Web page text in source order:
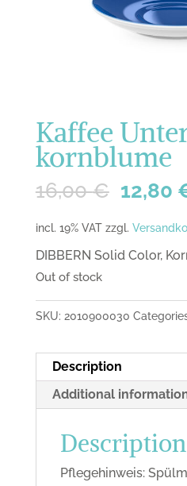
Kaffee
kornblume
16,00€ 12,80
incl. 19% VAT zzgl.
DIBBERN Solid Color,
Out of stock
SKU: 2010900030
Description
Additional
Description
Pflegehinweis: